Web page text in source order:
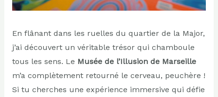
En flânant dans les ruelles du quartier de la Major,
j’ai découvert un véritable trésor qui chamboule
tous les sens. Le Musée de l’Illusion de Marseille
m’a complètement retourné le cerveau, peuchère !
Si tu cherches une expérience immersive qui défie